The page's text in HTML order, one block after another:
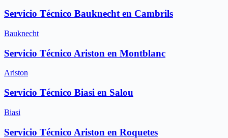
Servicio Técnico Bauknecht en Cambrils
Bauknecht
Servicio Técnico Ariston en Montblanc
Ariston
Servicio Técnico Biasi en Salou
Biasi
Servicio Técnico Ariston en Roquetes